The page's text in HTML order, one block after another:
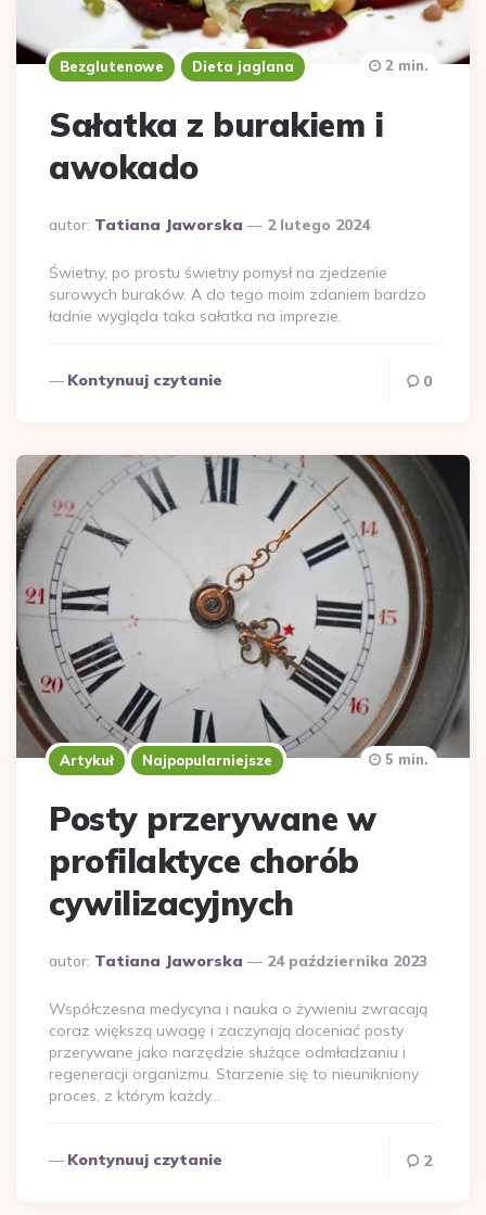
Bezglutenowe Dieta jaglana
Sałatka z burakiem i
awokado
Dodane
autor: Tatiana Jaworska 2 lutego 2024
2 min.
Świetny, po prostu świetny pomysł na zjedzenie
surowych buraków. A do tego moim zdaniem bardzo
ładnie wygląda taka sałatka na imprezie.
Kontynuuj czytanie 0
Artykuł Najpopularniejsze
Posty przerywane w
profilaktyce chorób
cywilizacyjnych
Dodane
autor: Tatiana Jaworska 24 października 2023
5 min.
Współczesna medycyna i nauka o żywieniu zwracają
coraz większą uwagę i zaczynają doceniać posty
przerywane jako narzędzie służące odmładzaniu i
regeneracji organizmu. Starzenie się to nieunikniony
proces, z którym każdy…
Kontynuuj czytanie 2